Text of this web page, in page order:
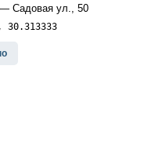
Садовая ул., 50
30.313333